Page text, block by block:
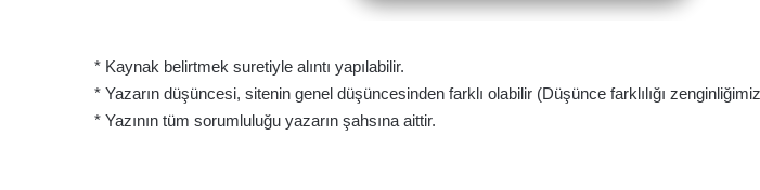
* Kaynak belirtmek suretiyle alıntı yapılabilir.
* Yazarın düşüncesi, sitenin genel düşüncesinden farklı olabilir (Düşünce farklılığı
* Yazının tüm sorumluluğu yazarın şahsına aittir.